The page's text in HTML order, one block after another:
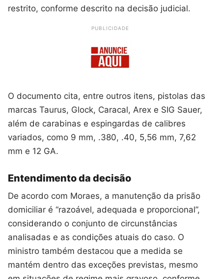
restrito, conforme descrito na decisão judicial.
PUBLICIDADE
O documento cita, entre outros itens, pistolas das
marcas Taurus, Glock, Caracal, Arex e SIG Sauer,
além de carabinas e espingardas de calibres
variados, como 9 mm, .380, .40, 5,56 mm, 7,62
mm e 12 GA.
Entendimento da decisão
De acordo com Moraes, a manutenção da prisão
domiciliar é “razoável, adequada e proporcional”,
considerando o conjunto de circunstâncias
analisadas e as condições atuais do caso. O
ministro também destacou que a medida se
mantém dentro das exceções previstas, mesmo